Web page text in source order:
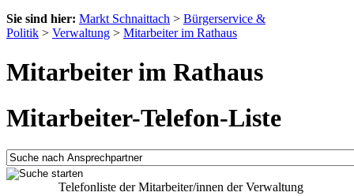
Sie sind hier: Markt Schnaittach > Bürgerservice &
Politik > Verwaltung > Mitarbeiter im Rathaus
Mitarbeiter im Rathaus
Mitarbeiter-Telefon-Liste
Telefonliste der Mitarbeiter/innen der Verwaltung